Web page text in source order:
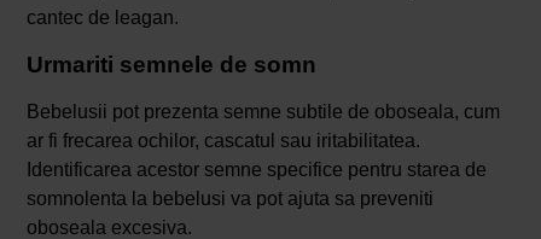
cantec de leagan.
Urmariti semnele de somn
Bebelusii pot prezenta semne subtile de oboseala, cum
ar fi frecarea ochilor, cascatul sau iritabilitatea.
Identificarea acestor semne specifice pentru starea de
somnolenta la bebelusi va pot ajuta sa preveniti
oboseala excesiva.